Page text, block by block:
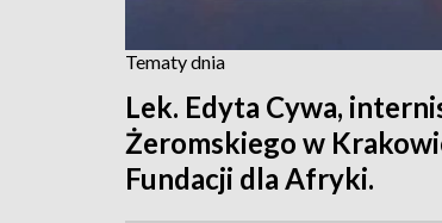
Tematy dnia
Lek. Edyta Cywa,
Żeromskiego w
Fundacji dla Afryki.